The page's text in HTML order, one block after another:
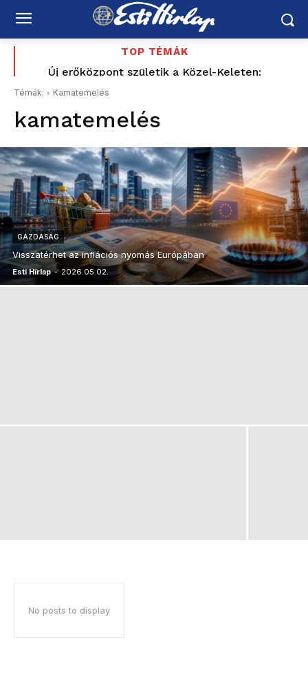
TOP TÉMÁK
Új erőközpont születik a Közel-Keleten:
Törökország, Szaúd-Arábia és Pakisztán közös
Budapesten visszakapcsolják a díszfényeket,
Romániában továbbra is súlyos az energiahelyzet
Témák: Kamatemelés
kamatemelés
GAZDASÁG
Visszatérhet az inflációs nyomás Európában
Esti Hírlap - 2026.05.02.
No posts to display